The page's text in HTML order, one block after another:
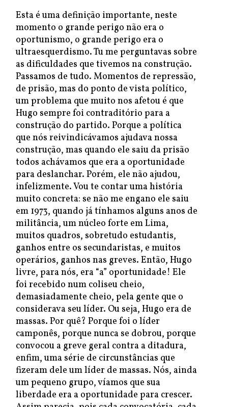
Esta é uma definição importante, neste
momento o grande perigo não era o
oportunismo, o grande perigo era o
ultraesquerdismo. Tu me perguntavas sobre
as dificuldades que tivemos na construção.
Passamos de tudo. Momentos de repressão,
de prisão, mas do ponto de vista político,
um problema que muito nos afetou é que
Hugo sempre foi contraditório para a
construção do partido. Porque a política
que nós reivindicávamos ajudava nossa
construção, mas quando ele saiu da prisão
todos achávamos que era a oportunidade
para deslanchar. Porém, ele não ajudou,
infelizmente. Vou te contar uma história
muito concreta: se não me engano ele saiu
em 1973, quando já tínhamos alguns anos de
militância, um núcleo forte em Lima,
muitos quadros, sobretudo estudantis,
ganhos entre os secundaristas, e muitos
operários, ganhos nas greves. Então, Hugo
livre, para nós, era “a” oportunidade! Ele
foi recebido num coliseu cheio,
demasiadamente cheio, pela gente que o
considerava seu líder. Ou seja, Hugo era de
massas. Por quê? Porque foi o líder
camponês, porque nunca se dobrou, porque
convocou a greve geral contra a ditadura,
enfim, uma série de circunstâncias que
fizeram dele um líder de massas. Nós, ainda
um pequeno grupo, víamos que sua
liberdade era a oportunidade para crescer.